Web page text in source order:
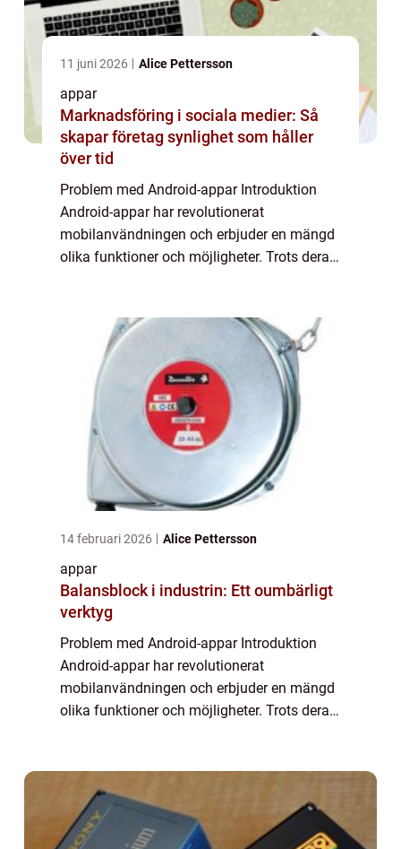
11 juni 2026 Alice Pettersson
appar
Marknadsföring i sociala medier: Så
skapar företag synlighet som håller
över tid
Problem med Android-appar Introduktion
Android-appar har revolutionerat
mobilanvändningen och erbjuder en mängd
olika funktioner och möjligheter. Trots deras
använder Android-...
14 februari 2026 Alice Pettersson
appar
Balansblock i industrin: Ett oumbärligt
verktyg
Problem med Android-appar Introduktion
Android-appar har revolutionerat
mobilanvändningen och erbjuder en mängd
olika funktioner och möjligheter. Trots deras
använder Android-...